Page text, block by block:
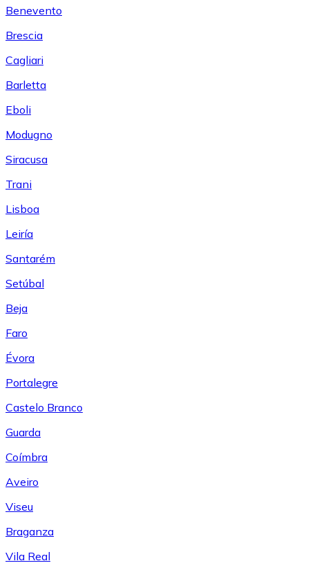
Benevento
Brescia
Cagliari
Barletta
Eboli
Modugno
Siracusa
Trani
Lisboa
Leiría
Santarém
Setúbal
Beja
Faro
Évora
Portalegre
Castelo Branco
Guarda
Coímbra
Aveiro
Viseu
Braganza
Vila Real